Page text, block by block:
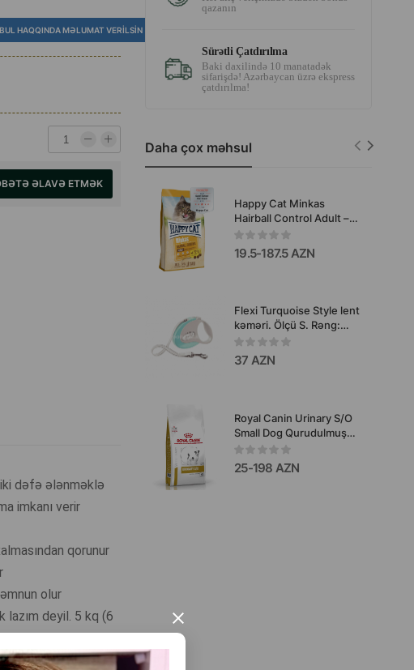
×
HAQQINDA MƏLUMAT VERILSIN
ƏLAVƏ ETMƏK
dəfə ələnməklə
imkanı verir
qorunur
olur
lazım deyil. 5 kq (6
qazanın
Sürətli Çatdırılma
Baki daxilində 10 manatadək
sifarişdə! Azərbaycan üzrə ekspress
çatdırılma!
Daha çox məhsul
Happy Cat Minkas
Hairball Control Adult –
böyük pişiklər üçün (yun
topalarının qarşısının
alınması üçün) quru yem
19.5-187.5 AZN
Flexi Turquoise Style lent
kəməri. Ölçü S. Rəng:
Çəhrayı. Uzunluq: 3 metr.
12 kq-a qədər.
37 AZN
Royal Canin Urinary S/O
Small Dog Qurudulmuş
dietik yem, mal əti dadlı,
sidik daşı xəstəliyi olan
itlər üçün.
25-198 AZN